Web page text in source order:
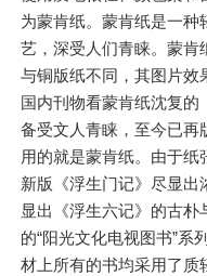
为蒙肯纸。蒙肯纸是一种
艺，深受人们青睐。蒙肯
与铜版纸不同，其图片效
国内刊物看蒙肯纸沈复的
备受文人青睐，至今已再
用的就是蒙肯纸。由于
新版《浮生门记》尽显
显出《浮生六记》的古朴
的“阳光文化电视图书”系
材上所有的书均采用了质